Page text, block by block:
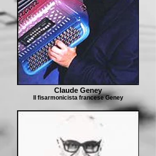
Claude Geney
Il fisarmonicista francese Geney